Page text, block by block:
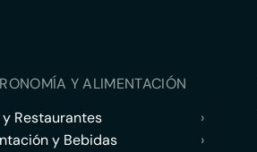
Y ALIMENTACIÓN
y Restaurantes
›
y Bebidas
›